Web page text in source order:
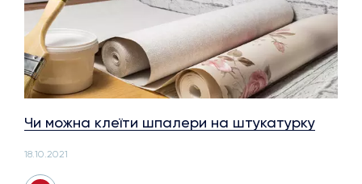
Чи можна клеїти шпалери на штукатурку
18.10.2021